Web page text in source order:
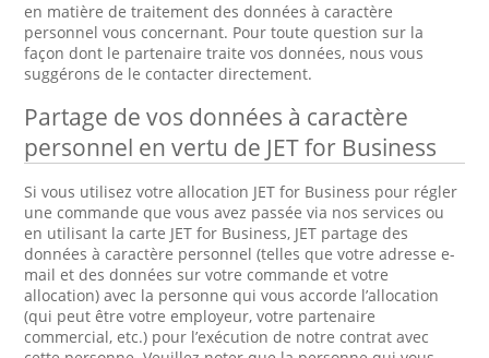
en matière de traitement des données à caractère
personnel vous concernant. Pour toute question sur la
façon dont le partenaire traite vos données, nous vous
suggérons de le contacter directement.
Partage de vos données à caractère
personnel en vertu de JET for Business
Si vous utilisez votre allocation JET for Business pour régler
une commande que vous avez passée via nos services ou
en utilisant la carte JET for Business, JET partage des
données à caractère personnel (telles que votre adresse e-
mail et des données sur votre commande et votre
allocation) avec la personne qui vous accorde l’allocation
(qui peut être votre employeur, votre partenaire
commercial, etc.) pour l’exécution de notre contrat avec